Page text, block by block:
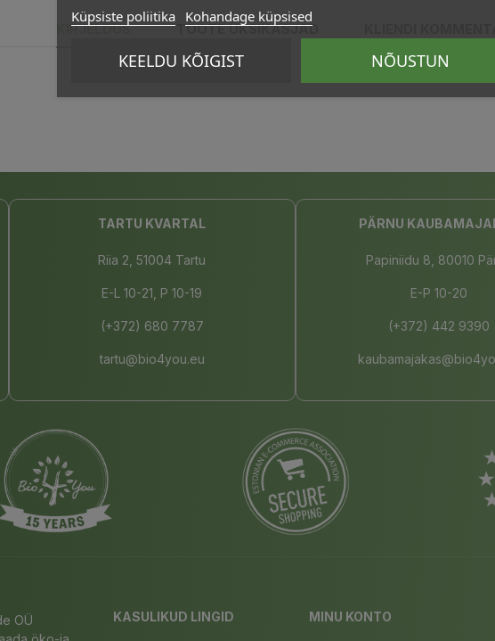
KIRJELDUS TOOTE ÜKSIKASJAD
TARTU KVARTAL
Riia 2, 51004 Tartu
E-L 10-21, P 10-19
(+372) 680 7787
tartu@bio4you.eu
PÄRNU
Papiniidu 8, 80010
E-P 10-20
(+372) 442 9390
OÜ
KASULIKUD LINGID MINU KONTO
Küpsiste poliitika Kohandage küpsised
KEELDU KÕIGIST NÕUSTUN